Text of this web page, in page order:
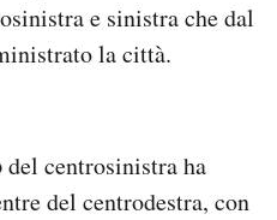
e sinistra che dal
la città.
del centrosinistra ha
del centrodestra, con